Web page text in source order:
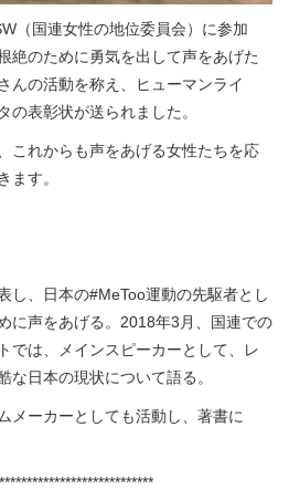
（国連女性の地位委員会）に参加
絶のために勇気を出して声をあげた
んの活動を称え、ヒューマンライ
の表彰状が送られました。
これからも声をあげる女性たちを応
ます。
し、日本の#MeToo運動の先駆者とし
に声をあげる。2018年3月、国連での
では、メインスピーカーとして、レ
な日本の現状について語る。
メーカーとしても活動し、著書に